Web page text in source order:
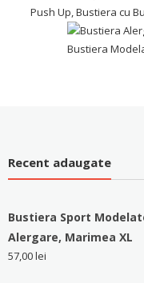
Recent adaugate
Bustiera Sport
Alergare, Marimea XL
57,00lei